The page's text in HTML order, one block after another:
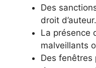
Des
droit d’auteur.
La présence
malveillants
Des fenêtres